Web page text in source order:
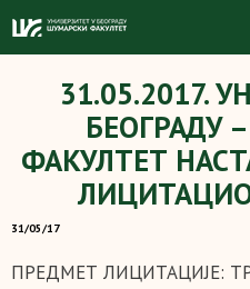
31.05.2017.
БЕОГРАДУ
ФАКУЛТЕТ
31/05/17
ПРЕДМЕТ ЛИЦИТАЦИЈЕ: